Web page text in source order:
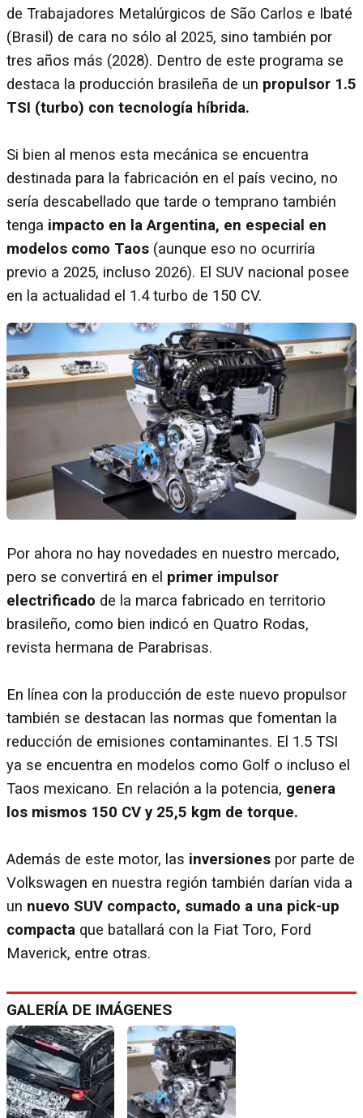
de Trabajadores Metalúrgicos de São Carlos e Ibaté
(Brasil) de cara no sólo al 2025, sino también por
tres años más (2028). Dentro de este programa se
destaca la producción brasileña de un propulsor 1.5
TSI (turbo) con tecnología híbrida.
Si bien al menos esta mecánica se encuentra
destinada para la fabricación en el país vecino, no
sería descabellado que tarde o temprano también
tenga impacto en la Argentina, en especial en
modelos como Taos (aunque eso no ocurriría
previo a 2025, incluso 2026). El SUV nacional posee
en la actualidad el 1.4 turbo de 150 CV.
Por ahora no hay novedades en nuestro mercado,
pero se convertirá en el primer impulsor
electrificado de la marca fabricado en territorio
brasileño, como bien indicó en Quatro Rodas,
revista hermana de Parabrisas.
En línea con la producción de este nuevo propulsor
también se destacan las normas que fomentan la
reducción de emisiones contaminantes. El 1.5 TSI
ya se encuentra en modelos como Golf o incluso el
Taos mexicano. En relación a la potencia, genera
los mismos 150 CV y 25,5 kgm de torque.
Además de este motor, las inversiones por parte de
Volkswagen en nuestra región también darían vida a
un nuevo SUV compacto, sumado a una pick-up
compacta que batallará con la Fiat Toro, Ford
Maverick, entre otras.
GALERÍA DE IMÁGENES